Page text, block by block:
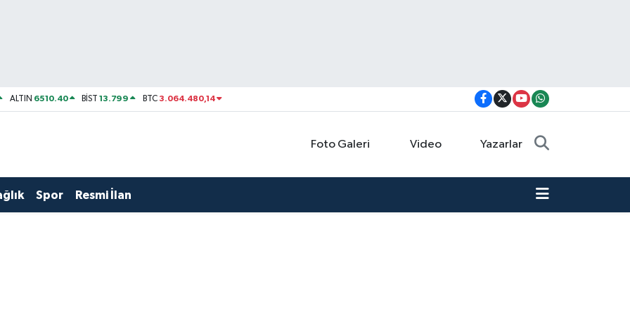
ALTIN 6510.40 BİST13.799 BTC3.064.480,14
Foto Galeri Video Yazarlar
Spor Resmi İlan